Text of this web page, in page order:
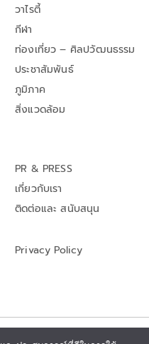
วาไรตี้
กีฬา
ท่องเที่ยว – ศิลปวัฒนธรรม
ประชาสัมพันธ์
ภูมิภาค
สิ่งแวดล้อม
PR & PRESS
เกี่ยวกับเรา
ติดต่อและ สนับสนุน
Privacy Policy